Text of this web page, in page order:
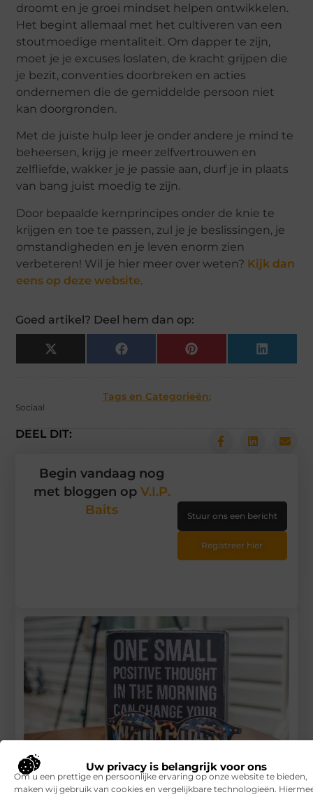
Uw privacy is belangrijk voor ons
Om u een prettige en persoonlijke ervaring op onze website te bieden,
maken wij gebruik van cookies en vergelijkbare technologieën.
droomt en je groei mindset helpen ontwikkelen.
Het begint allemaal met het cultiveren van een
stoutmoedige mentaliteit. Om dapper te zijn,
moet je je excuses loslaten, de kracht grijpen die
je bezit, conventies doorbreken en acties
ondernemen die de gemiddelde persoon niet
kan doorgronden.
Met de juiste hulp leer je onder andere je mind te
beheersen, krijg je meer zelfvertrouwen en
zelfliefde, wakker je je passie aan, durf je in plaats
van bang juist moedig te zijn.
Door bepaalde kernprincipes onder de knie te
krijgen en toe te passen, zul je je beslissingen, je
omstandigheden en je leven enorm zien
verbeteren! Wil je hier meer over weten? Kijk dan
eens op deze website.
Goed artikel? Deel hem dan op:
X
(Twitter)
Facebook Pinterest LinkedIn
Tags en Categorieën:
Sociaal
DEEL DIT:
Begin vandaag nog
met bloggen op V.I.P.
Baits
Stuur ons een bericht
Registreer hier